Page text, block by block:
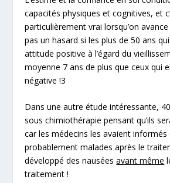
capacités physiques et cognitives, et
particulièrement vrai lorsqu’on
pas un hasard si les plus de 50 ans
attitude positive à l’égard du
moyenne 7 ans de plus que ceux qui
négative !3
Dans une autre étude intéressante,
sous chimiothérapie pensant qu’ils
car les médecins les avaient informés
probablement malades après le
développé des nauséesavant même
traitement !